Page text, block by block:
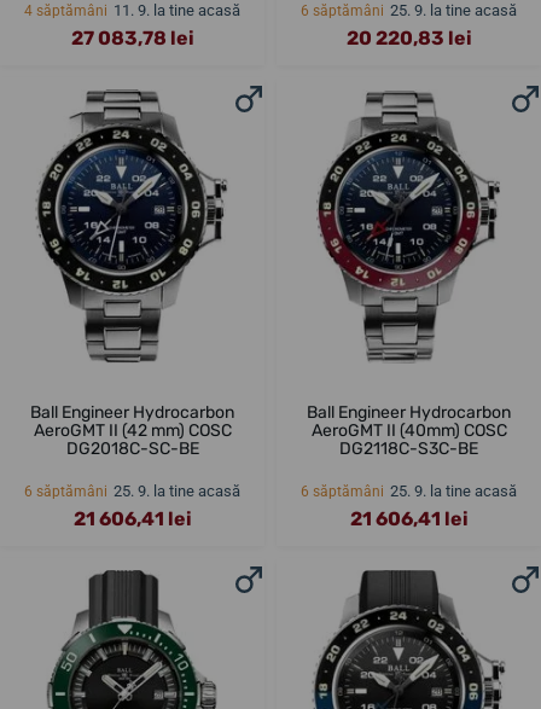
4 săptămâni 11. 9. la tine acasă
27 083,78 lei
6 săptămâni 25. 9. la tine acasă
20 220,83 lei
Ball Engineer Hydrocarbon
AeroGMT II (42 mm) COSC
DG2018C-SC-BE
6 săptămâni 25. 9. la tine acasă
21 606,41 lei
Ball Engineer Hydrocarbon
AeroGMT II (40mm) COSC
DG2118C-S3C-BE
6 săptămâni 25. 9. la tine acasă
21 606,41 lei